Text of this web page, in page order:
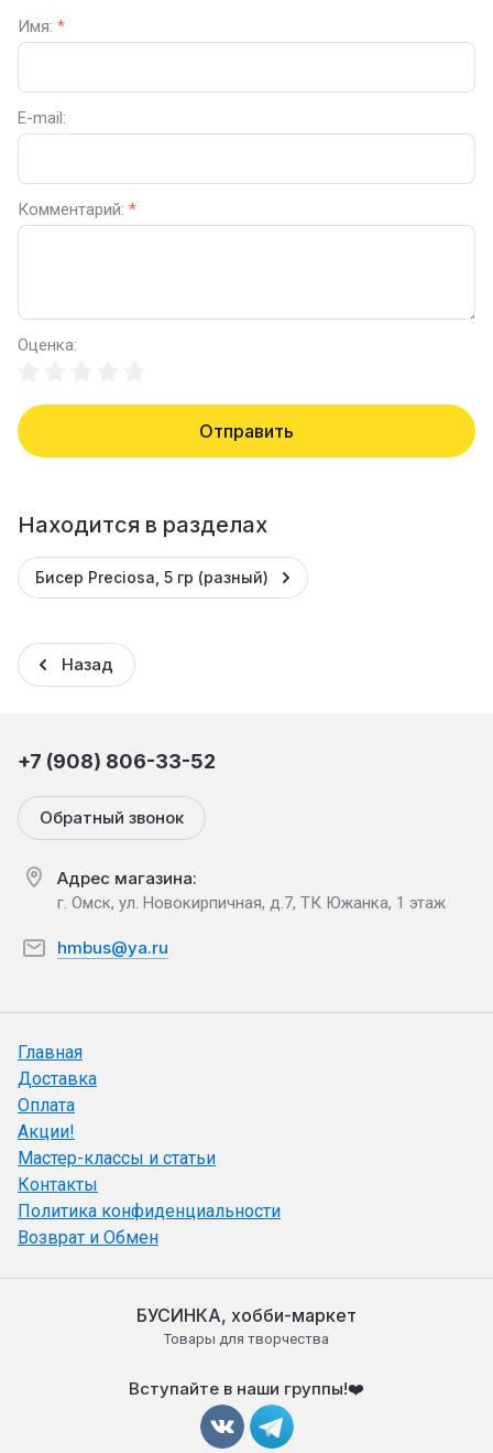
Имя: *
E-mail:
Комментарий: *
Оценка:
Отправить
Находится в разделах
Бисер Preciosa, 5 гр (разный)
Назад
+7 (908) 806-33-52
Обратный звонок
Адрес магазина:
г. Омск, ул. Новокирпичная, д.7, ТК Южанка, 1 этаж
hmbus@ya.ru
Главная
Доставка
Оплата
Акции!
Мастер-классы и статьи
Контакты
Политика конфиденциальности
Возврат и Обмен
БУСИНКА, хобби-маркет
Товары для творчества
Вступайте в наши группы!❤️